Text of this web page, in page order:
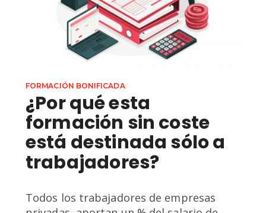
FORMACIÓN BONIFICADA
¿Por qué esta
formación sin coste
está destinada sólo a
trabajadores?
Todos los trabajadores de empresas